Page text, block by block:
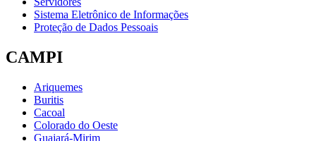
Sistema Eletrônico de Informações
Proteção de Dados Pessoais
CAMPI
Ariquemes
Buritis
Cacoal
Colorado do Oeste
Guajará-Mirim